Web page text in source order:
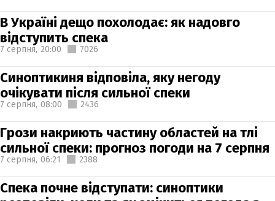
В Україні дещо похолодає: як надовго
відступить спека
7 серпня, 20:00 7026
Синоптикиня відповіла, яку негоду
очікувати після сильної спеки
7 серпня, 08:00 2436
Грози накриють частину областей на тлі
сильної спеки: прогноз погоди на 7 серпня
7 серпня, 06:21 2388
Спека почне відступати: синоптики